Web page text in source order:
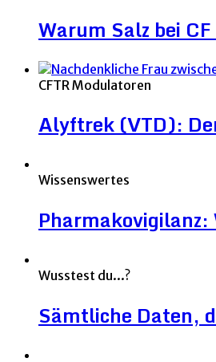
Warum Salz bei
CFTR Modulatoren
Alyftrek (VTD):
Wissenswertes
Pharmakovigilanz:
Wusstest du...?
Sämtliche Daten,